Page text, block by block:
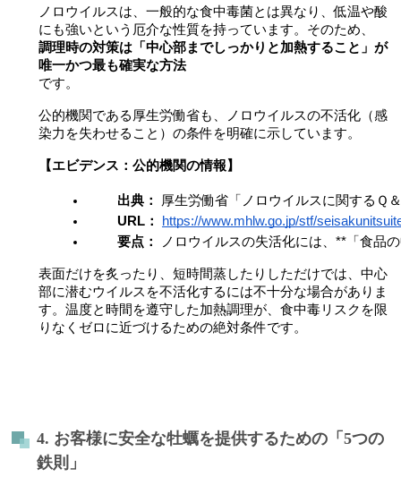
ノロウイルスは、一般的な食中毒菌とは異なり、低温や酸
にも強いという厄介な性質を持っています。そのため、
調理時の対策は「中心部までしっかりと加熱すること」が
唯一かつ最も確実な方法
です。
公的機関である厚生労働省も、ノロウイルスの不活化（感
染力を失わせること）の条件を明確に示しています。
【エビデンス：公的機関の情報】
出典：
厚生労働省「ノロウイルスに関するＱ
URL：
https://www.mhlw.go.jp/stf/
要点：
ノロウイルスの失活化には、**「食品
表面だけを炙ったり、短時間蒸したりしただけでは、中心
部に潜むウイルスを不活化するには不十分な場合がありま
す。温度と時間を遵守した加熱調理が、食中毒リスクを限
りなくゼロに近づけるための絶対条件です。
4. お客様に安全な牡蠣を提供するための「5つの
鉄則」